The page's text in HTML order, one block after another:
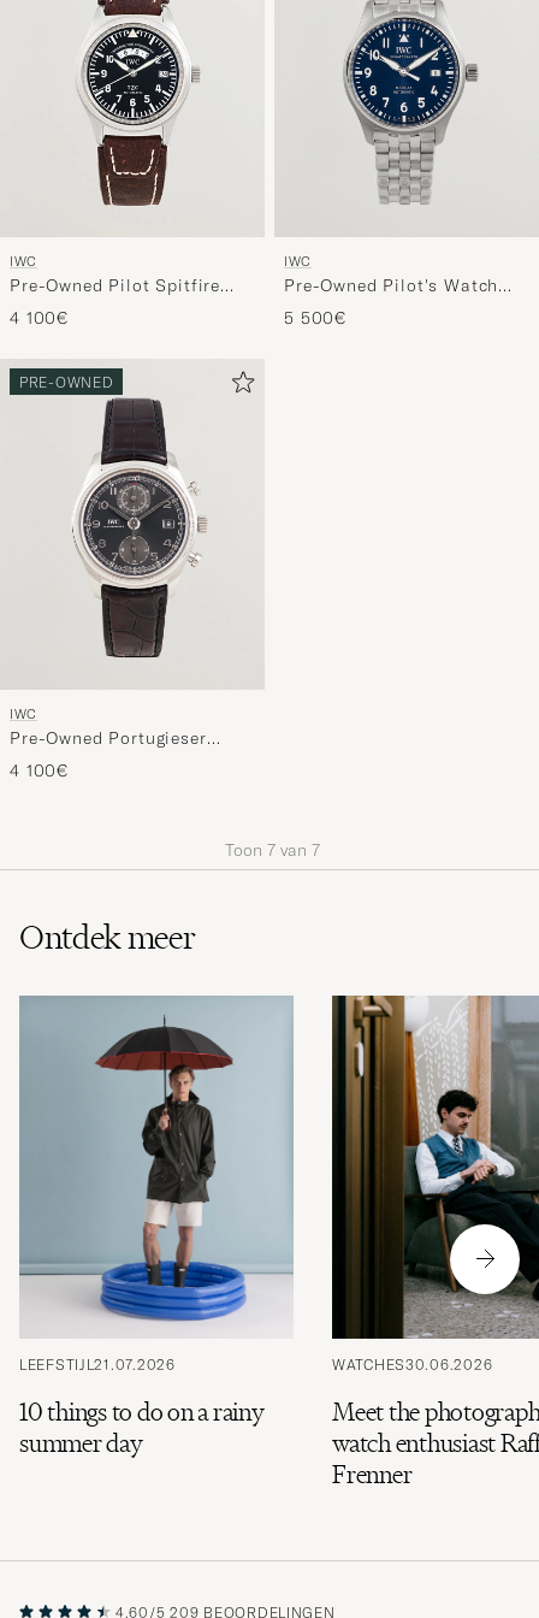
IWC
Pre-Owned Pilot Spitfire
UTC
4 100€
IWC
Pre-Owned Pilot's Watch
Mark XX
5 500€
PRE-OWNED
IWC
Pre-Owned Portugieser
Chronograph Classic
4 100€
Toon 7 van 7
Ontdek meer
LEEFSTIJL21.07.2026
10 things to do on a rainy
summer day
WATCHES30.06.2026
Meet the
watch enthusiast
Frenner
4.60/5 209 BEOORDELINGEN